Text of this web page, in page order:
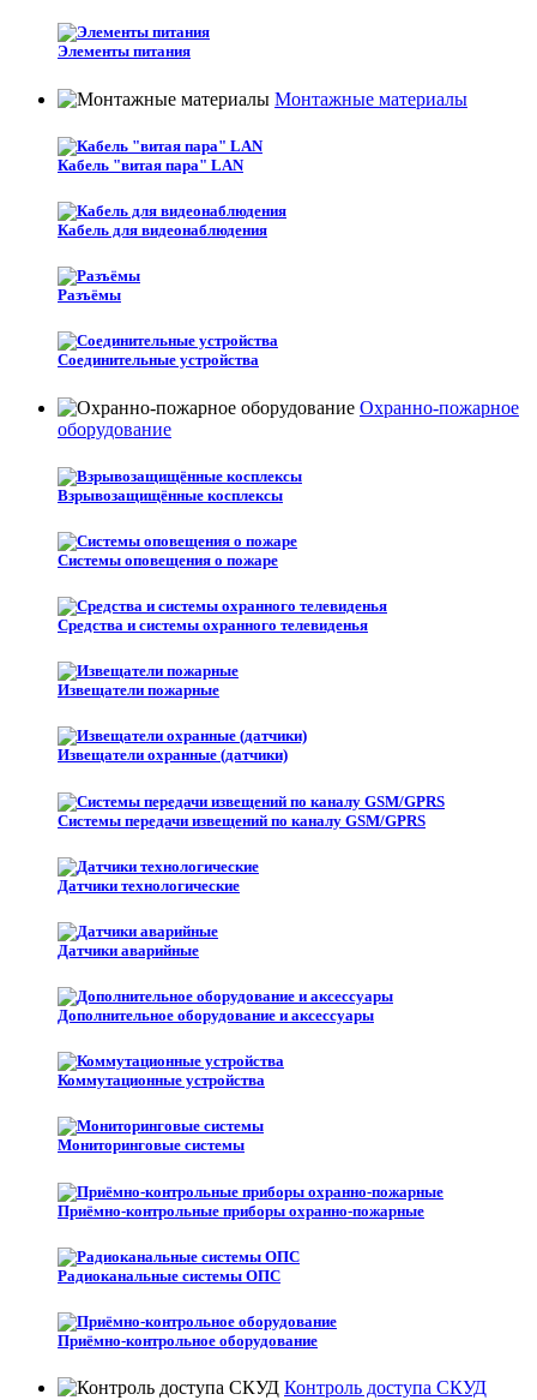
Элементы питания
Монтажные материалы
Кабель "витая пара" LAN
Кабель для видеонаблюдения
Разъёмы
Соединительные устройства
Охранно-пожарное
оборудование
Взрывозащищённые косплексы
Системы оповещения о пожаре
Средства и системы охранного телевиденья
Извещатели пожарные
Извещатели охранные (датчики)
Системы передачи извещений по каналу GSM/GPRS
Датчики технологические
Датчики аварийные
Дополнительное оборудование и аксессуары
Коммутационные устройства
Мониторинговые системы
Приёмно-контрольные приборы охранно-пожарные
Радиоканальные системы ОПС
Приёмно-контрольное оборудование
Контроль доступа СКУД